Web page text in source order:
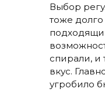
Выбор
тоже
спирали, и
вкус.
угробило